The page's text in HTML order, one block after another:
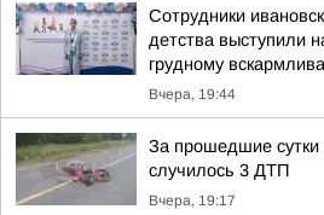
Сотрудники
детства выступили
грудному
Вчера, 19:44
За прошедшие сутки
случилось 3 ДТП
Вчера, 19:17